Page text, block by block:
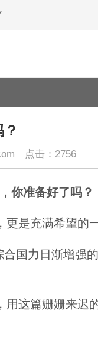
点击：2756
你准备好了吗？
是充满希望的一
国力日渐增强
这篇姗姗来迟